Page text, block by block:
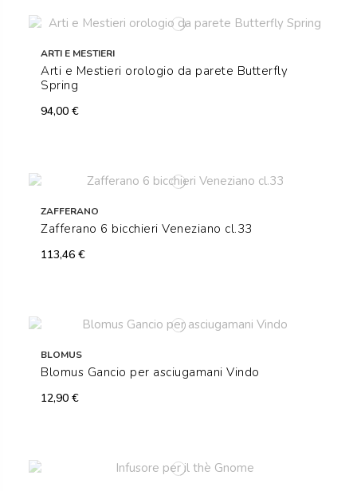
ARTI E MESTIERI
Arti e Mestieri orologio da parete Butterfly
Spring
94,00 €
ZAFFERANO
Zafferano 6 bicchieri Veneziano cl.33
113,46 €
BLOMUS
Blomus Gancio per asciugamani Vindo
12,90 €